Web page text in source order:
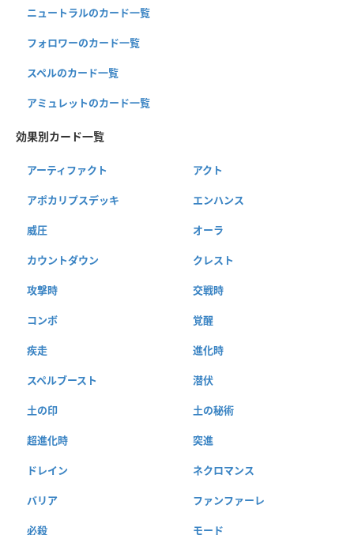
ニュートラルのカード一覧
フォロワーのカード一覧
スペルのカード一覧
アミュレットのカード一覧
効果別カード一覧
アーティファクト アクト
アポカリプスデッキ エンハンス
威圧 オーラ
カウントダウン クレスト
攻撃時 交戦時
コンボ 覚醒
疾走 進化時
スペルブースト 潜伏
土の印 土の秘術
超進化時 突進
ドレイン ネクロマンス
バリア ファンファーレ
必殺 モード